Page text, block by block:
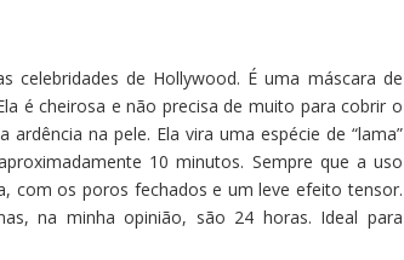
celebridades de Hollywood. É uma máscara de
é cheirosa e não precisa de muito para cobrir o
na pele. Ela vira uma espécie de “lama”
10 minutos. Sempre que a uso
com os poros fechados e um leve efeito tensor.
na minha opinião, são 24 horas. Ideal para